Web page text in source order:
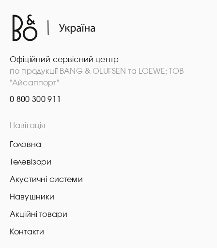
Офіційний сервісний центр
по продукції BANG & OLUFSEN та LOEWE: ТОВ
"Айсаппорт"
0 800 300 911
Навігація
Головна
Телевізори
Акустичні системи
Навушники
Акційні товари
Контакти